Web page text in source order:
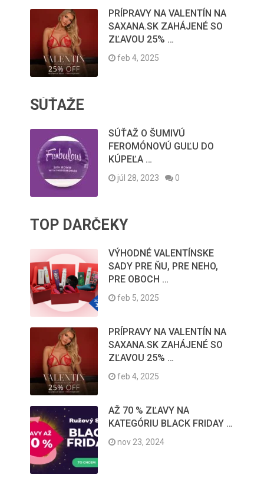
PRÍPRAVY NA VALENTÍN NA
SAXANA.SK ZAHÁJENÉ SO
ZĽAVOU 25% …
feb 4, 2025
SÚŤAŽE
SÚŤAŽ O ŠUMIVÚ
FEROMÓNOVÚ GUĽU DO
KÚPEĽA …
júl 28, 2023 0
TOP DARČEKY
VÝHODNÉ VALENTÍNSKE
SADY PRE ŇU, PRE NEHO,
PRE OBOCH …
feb 5, 2025
PRÍPRAVY NA VALENTÍN NA
SAXANA.SK ZAHÁJENÉ SO
ZĽAVOU 25% …
feb 4, 2025
AŽ 70 % ZĽAVY NA
KATEGÓRIU BLACK FRIDAY …
nov 23, 2024